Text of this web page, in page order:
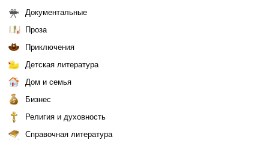
Документальные
Проза
Приключения
Детская литература
Дом и семья
Бизнес
Религия и духовность
Справочная литература